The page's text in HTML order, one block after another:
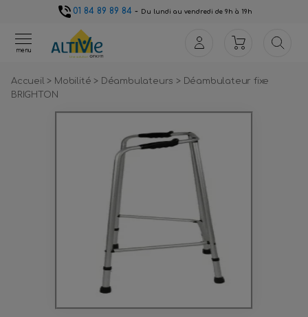
01 84 89 89 84- Du lundi au vendredi de 9h à 19h
menu
Accueil> Mobilité> Déambulateurs> Déambulateur fixe
BRIGHTON